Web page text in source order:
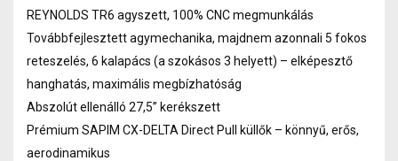
REYNOLDS TR6 agyszett, 100% CNC megmunkálás
Továbbfejlesztett agymechanika, majdnem azonnali 5 fokos
reteszelés, 6 kalapács (a szokásos 3 helyett) – elképesztő
hanghatás, maximális megbízhatóság
Abszolút ellenálló 27,5” kerékszett
Prémium SAPIM CX-DELTA Direct Pull küllők – könnyű, erős,
aerodinamikus